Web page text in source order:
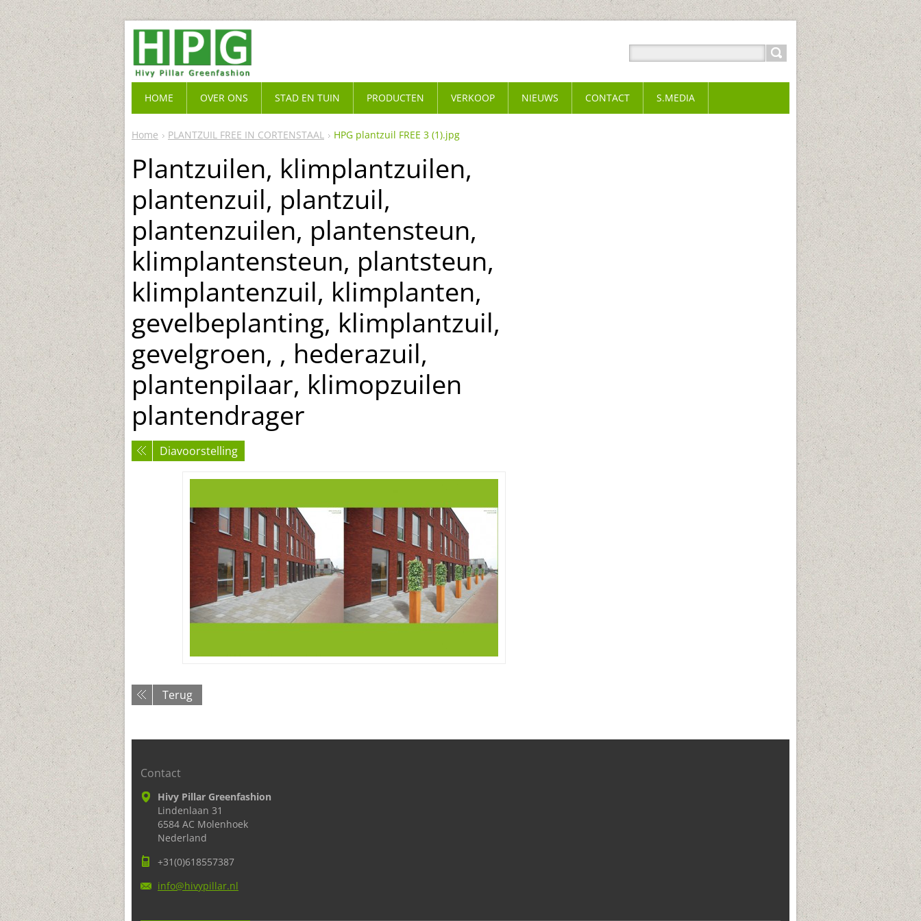
Home PLANTZUIL FREE IN CORTENSTAAL HPG plantzuil FREE 3 (1).jpg
Plantzuilen, klimplantzuilen,
plantenzuil, plantzuil,
plantenzuilen, plantensteun,
klimplantensteun, plantsteun,
klimplantenzuil, klimplanten,
gevelbeplanting, klimplantzuil,
gevelgroen, , hederazuil,
plantenpilaar, klimopzuilen
plantendrager
Diavoorstelling
Terug
HOME OVER ONS STAD EN TUIN PRODUCTEN VERKOOP NIEUWS CONTACT S.MEDIA
Contact
Hivy Pillar Greenfashion
Lindenlaan 31
6584 AC Molenhoek
Nederland
+31(0)618557387
info@hivypillar.nl